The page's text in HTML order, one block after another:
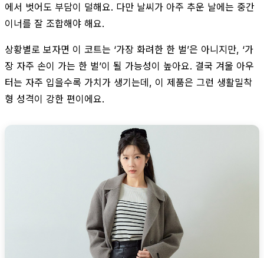
에서 벗어도 부담이 덜해요. 다만 날씨가 아주 추운 날에는 중간
이너를 잘 조합해야 해요.
상황별로 보자면 이 코트는 ‘가장 화려한 한 벌’은 아니지만, ‘가
장 자주 손이 가는 한 벌’이 될 가능성이 높아요. 결국 겨울 아우
터는 자주 입을수록 가치가 생기는데, 이 제품은 그런 생활밀착
형 성격이 강한 편이에요.